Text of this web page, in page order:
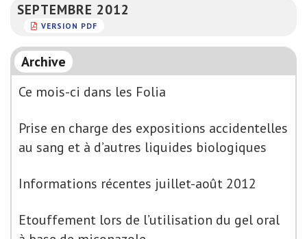
SEPTEMBRE 2012
VERSION PDF
Archive
Ce mois-ci dans les Folia
Prise en charge des expositions accidentelles
au sang et à d’autres liquides biologiques
Informations récentes juillet-août 2012
Etouffement lors de l’utilisation du gel oral